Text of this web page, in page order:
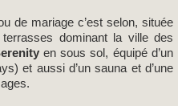
dominant la ville des
en sous sol, équipé d’un
et aussi d’un sauna et d’une